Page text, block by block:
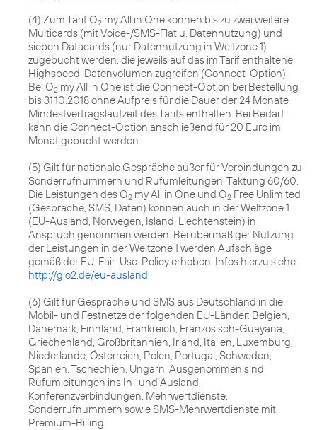
(4) Zum Tarif O2 my All in One können bis zu zwei weitere
Multicards (mit Voice-/SMS-Flat u. Datennutzung) und
sieben Datacards (nur Datennutzung in Weltzone 1)
zugebucht werden, die jeweils auf das im Tarif enthaltene
Highspeed-Datenvolumen zugreifen (Connect-Option).
Bei O2 my All in One ist die Connect-Option bei Bestellung
bis 31.10.2018 ohne Aufpreis für die Dauer der 24 Monate
Mindestvertragslaufzeit des Tarifs enthalten. Bei Bedarf
kann die Connect-Option anschließend für 20 Euro im
Monat gebucht werden.
(5) Gilt für nationale Gespräche außer für Verbindungen zu
Sonderrufnummern und Rufumleitungen, Taktung 60/60.
Die Leistungen des O2 my All in One und O2 Free Unlimited
(Gespräche, SMS, Daten) können auch in der Weltzone 1
(EU-Ausland, Norwegen, Island, Liechtenstein) in
Anspruch genommen werden. Bei übermäßiger Nutzung
der Leistungen in der Weltzone 1 werden Aufschläge
gemäß der EU-Fair-Use-Policy erhoben. Infos hierzu siehe
http://g.o2.de/eu-ausland
(6) Gilt für Gespräche und SMS aus Deutschland in die
Mobil- und Festnetze der folgenden EU-Länder: Belgien,
Dänemark, Finnland, Frankreich, Französisch-Guayana,
Griechenland, Großbritannien, Irland, Italien, Luxemburg,
Niederlande, Österreich, Polen, Portugal, Schweden,
Spanien, Tschechien, Ungarn. Ausgenommen sind
Rufumleitungen ins In- und Ausland,
Konferenzverbindungen, Mehrwertdienste,
Sonderrufnummern sowie SMS-Mehrwertdienste mit
Premium-Billing.